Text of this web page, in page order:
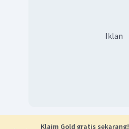
Iklan
Klaim Gold gratis sekarang!